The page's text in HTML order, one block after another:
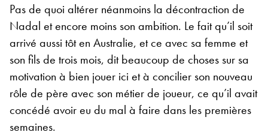
Pas de quoi altérer néanmoins la décontraction de
Nadal et encore moins son ambition. Le fait qu’il soit
arrivé aussi tôt en Australie, et ce avec sa femme et
son fils de trois mois, dit beaucoup de choses sur sa
motivation à bien jouer ici et à concilier son nouveau
rôle de père avec son métier de joueur, ce qu’il avait
concédé avoir eu du mal à faire dans les premières
semaines.